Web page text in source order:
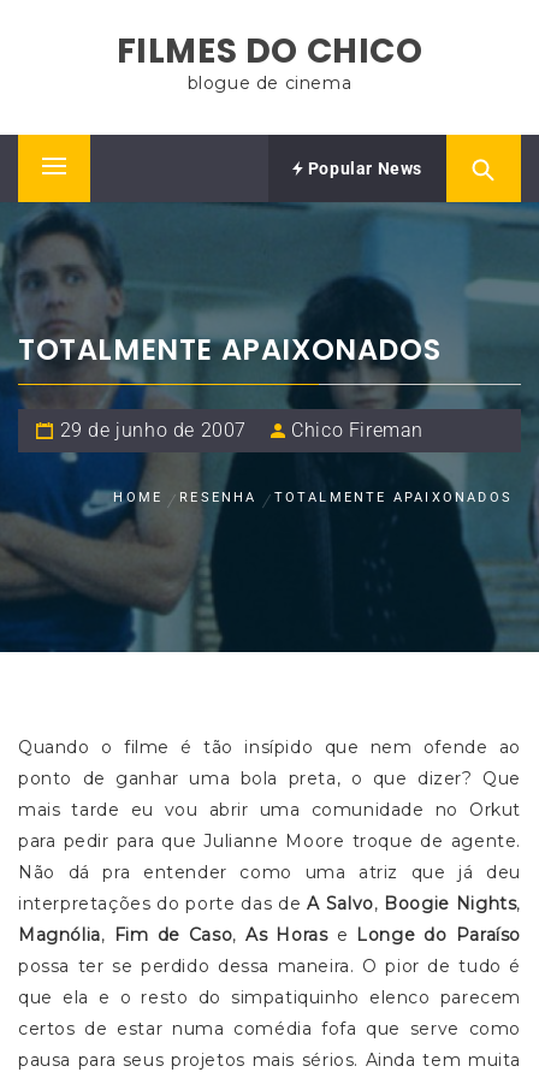
FILMES DO CHICO
blogue de cinema
Primary
Menu
Popular News
TOTALMENTE APAIXONADOS
29 de junho de 2007 Chico Fireman
HOME RESENHA TOTALMENTE APAIXONADOS
Quando o filme é tão insípido que nem ofende ao
ponto de ganhar uma bola preta, o que dizer? Que
mais tarde eu vou abrir uma comunidade no Orkut
para pedir para que Julianne Moore troque de agente.
Não dá pra entender como uma atriz que já deu
interpretações do porte das deA Salvo, Boogie Nights,
Magnólia, Fim de Caso,As Horase Longe do Paraíso
possa ter se perdido dessa maneira. O pior de tudo é
que ela e o resto do simpatiquinho elenco parecem
certos de estar numa comédia fofa que serve como
pausa para seus projetos mais sérios. Ainda tem muita